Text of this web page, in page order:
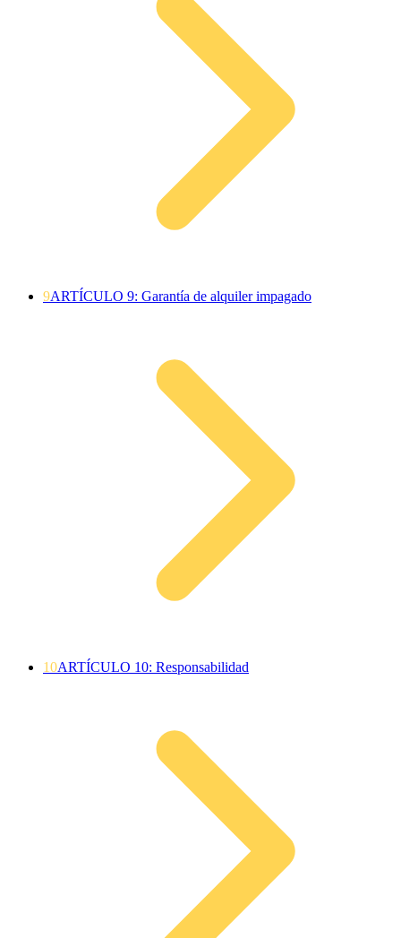
9ARTÍCULO 9: Garantía de alquiler impagado
10ARTÍCULO 10: Responsabilidad